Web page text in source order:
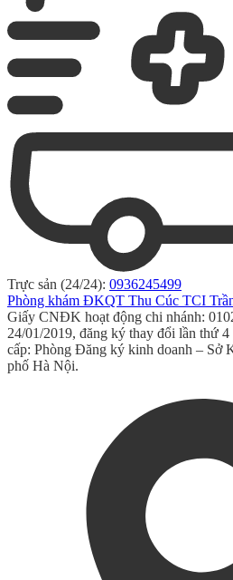
Trực sản (24/24): 0936245499
Phòng khám ĐKQT Thu Cúc TCI
Giấy CNĐK hoạt động chi nhánh:
24/01/2019, đăng ký thay đổi lần thứ
cấp: Phòng Đăng ký kinh doanh – Sở
phố Hà Nội.